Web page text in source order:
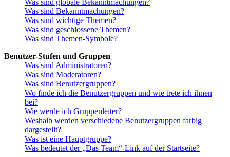
Was sind Bekanntmachungen?
Was sind wichtige Themen?
Was sind geschlossene Themen?
Was sind Themen-Symbole?
Benutzer-Stufen und Gruppen
Was sind Administratoren?
Was sind Moderatoren?
Was sind Benutzergruppen?
Wo finde ich die Benutzergruppen und wie trete ich ihnen
bei?
Wie werde ich Gruppenleiter?
Weshalb werden verschiedene Benutzergruppen farbig
dargestellt?
Was ist eine Hauptgruppe?
Was bedeutet der „Das Team“-Link auf der Startseite?